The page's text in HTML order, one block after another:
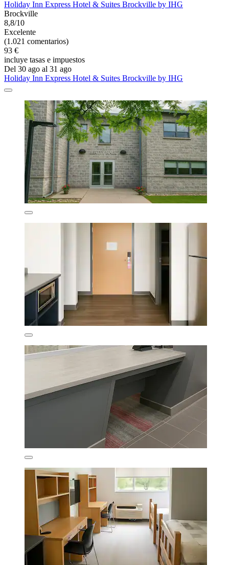
Holiday Inn Express Hotel & Suites Brockville by IHG
Brockville
8,8/10
Excelente
(1.021 comentarios)
93 €
incluye tasas e impuestos
Del 30 ago al 31 ago
Holiday Inn Express Hotel & Suites Brockville by IHG